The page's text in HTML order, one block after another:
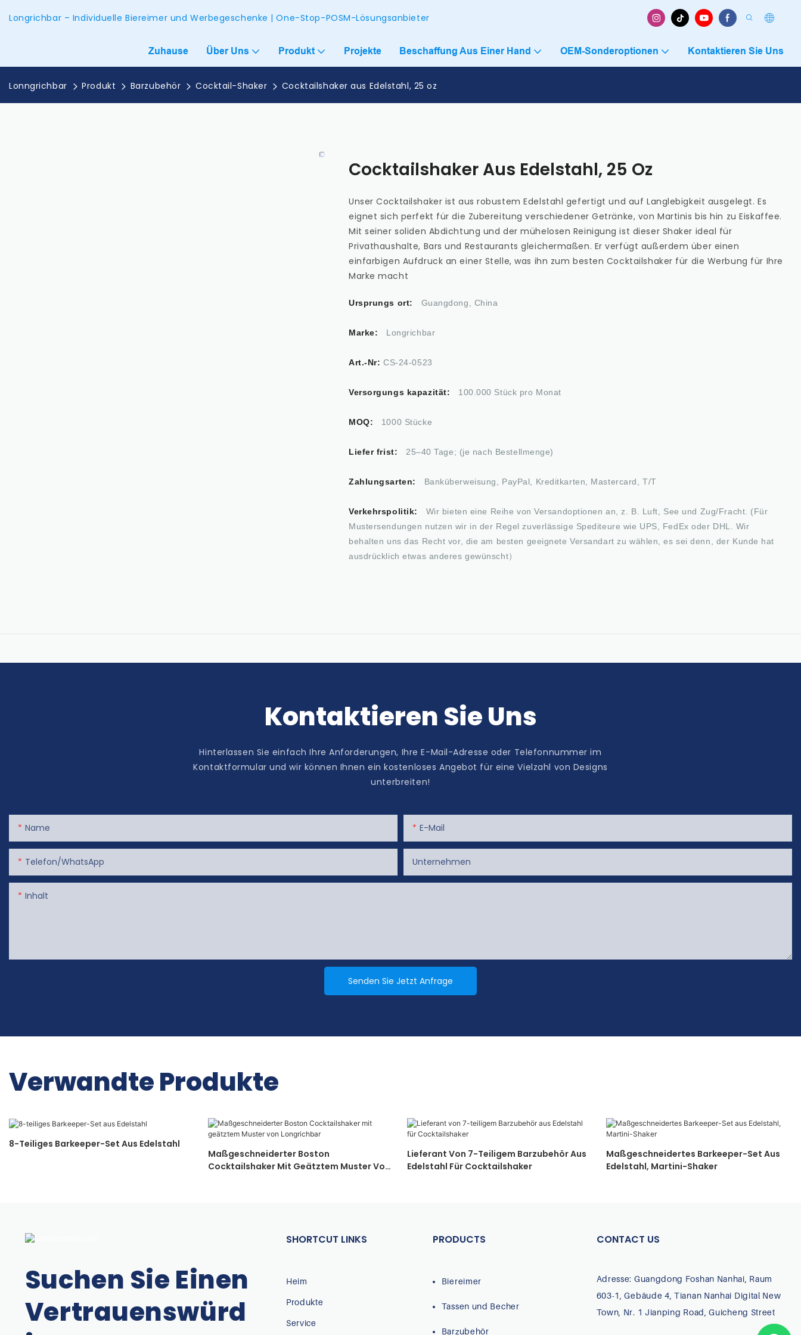
Longrichbar – Individuelle Biereimer und Werbegeschenke | One-Stop-POSM-Lösungsanbieter
Zuhause Über Uns Produkt Projekte Beschaffung Aus Einer Hand OEM-Sonderoptionen Kontaktieren Sie Uns
Lonngrichbar Produkt Barzubehör Cocktail-Shaker Cocktailshaker aus Edelstahl, 25 oz
Cocktailshaker Aus Edelstahl, 25 Oz
Unser Cocktailshaker ist aus robustem Edelstahl gefertigt und auf Langlebigkeit ausgelegt. Es
eignet sich perfekt für die Zubereitung verschiedener Getränke, von Martinis bis hin zu Eiskaffee.
Mit seiner soliden Abdichtung und der mühelosen Reinigung ist dieser Shaker ideal für
Privathaushalte, Bars und Restaurants gleichermaßen. Er verfügt außerdem über einen
einfarbigen Aufdruck an einer Stelle, was ihn zum besten Cocktailshaker für die Werbung für Ihre
Marke macht
Ursprungs ort: Guangdong, China
Marke: Longrichbar
Art.-Nr:CS-24-0523
Versorgungs kapazität: 100.000 Stück pro Monat
MOQ: 1000 Stücke
Liefer frist: 25–40 Tage; (je nach Bestellmenge)
Zahlungsarten: Banküberweisung, PayPal, Kreditkarten, Mastercard, T/T
Verkehrspolitik:
Wir bieten eine Reihe von Versandoptionen an, z. B. Luft, See und Zug/Fracht. (Für
Mustersendungen nutzen wir in der Regel zuverlässige Spediteure wie UPS, FedEx oder DHL. Wir
behalten uns das Recht vor, die am besten geeignete Versandart zu wählen, es sei denn, der Kunde hat
ausdrücklich etwas anderes gewünscht）
Kontaktieren Sie Uns
Hinterlassen Sie einfach Ihre Anforderungen, Ihre E-Mail-Adresse oder Telefonnummer im
Kontaktformular und wir können Ihnen ein kostenloses Angebot für eine Vielzahl von Designs
unterbreiten!
Name E-Mail
Telefon/WhatsApp Unternehmen
Inhalt
Senden Sie Jetzt Anfrage
Verwandte Produkte
8-Teiliges Barkeeper-Set Aus Edelstahl
Maßgeschneiderter Boston
Cocktailshaker Mit Geätztem Muster Von
Lieferant Von 7-Teiligem Barzubehör Aus
Edelstahl Für Cocktailshaker
Maßgeschneidertes Barkeeper-Set Aus
Edelstahl, Martini-Shaker
Suchen Sie Einen
Vertrauenswürd
SHORTCUT LINKS
Heim
Produkte
Service
PRODUCTS
Biereimer
Tassen und Becher
Barzubehör
CONTACT US
Adresse: Guangdong Foshan Nanhai, Raum
603-1, Gebäude 4, Tianan Nanhai Digital New
Town, Nr. 1 Jianping Road, Guicheng Street